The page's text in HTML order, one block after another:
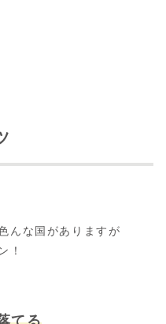
んな国がありますが
！